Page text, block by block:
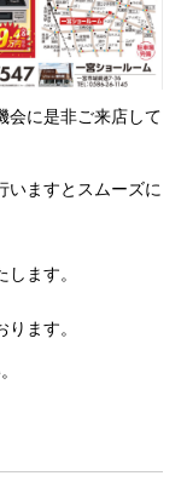
会に是非ご来店して
いますとスムーズに
ます。
ます。